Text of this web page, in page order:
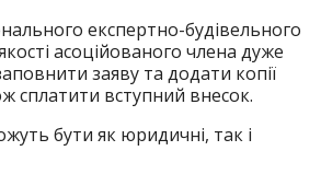
експертно-будівельного
асоційованого члена дуже
заяву та додати копії
сплатити вступний внесок.
бути як юридичні, так і